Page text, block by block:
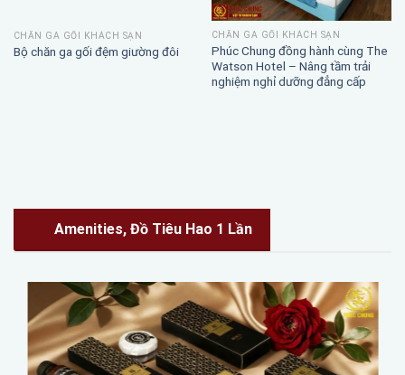
CHĂN GA GỐI KHÁCH SẠN
Bộ chăn ga gối đệm giường đôi
CHĂN GA GỐI KHÁCH SẠN
Phúc Chung đồng hành cùng The
Watson Hotel – Nâng tầm trải
nghiệm nghỉ dưỡng đẳng cấp
Amenities, Đồ Tiêu Hao 1 Lần